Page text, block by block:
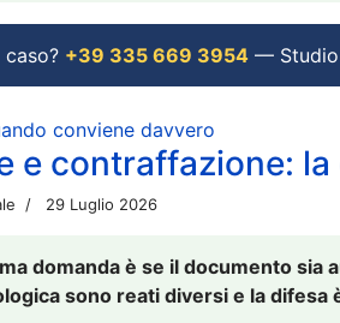
+39 335 669 3954 — Studio
conviene davvero
e contraffazione: la
29 Luglio 2026
domanda è se il documento sia
sono reati diversi e la difesa